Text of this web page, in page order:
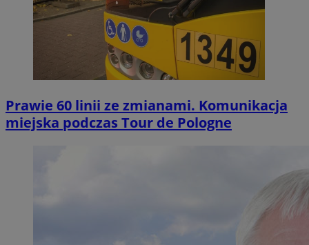
Prawie 60 linii ze zmianami. Komunikacja
miejska podczas Tour de Pologne